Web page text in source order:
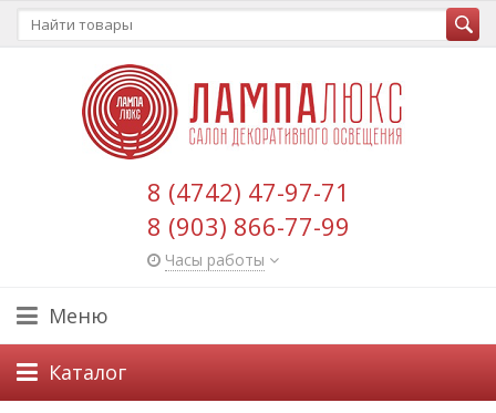
8 (4742) 47-97-71
8 (903) 866-77-99
Часы работы
Меню
Каталог